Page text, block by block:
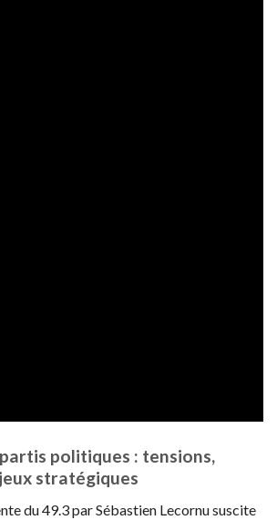
politiques : tensions,
stratégiques
du 49.3 par Sébastien Lecornu suscite